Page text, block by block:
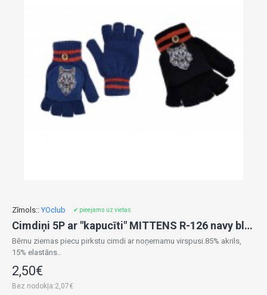
Zīmols:: YOclub ✔ pieejams uz vietas
Cimdiņi 5P ar "kapucīti" MITTENS R-126 navy blue (14)
Bērnu ziemas piecu pirkstu cimdi ar noņemamu virspusi.85% akrils,
15% elastāns..
2,50€
Bez nodokļa:2,07€